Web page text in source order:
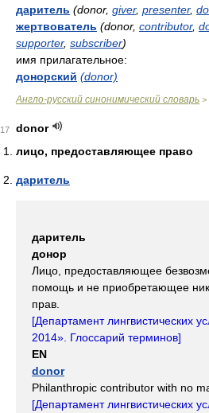
даритель (donor, giver, presenter,
жертвователь (donor, contributor,
supporter, subscriber)
имя прилагательное:
донорский (donor)
Англо-русский синонимический словарь >
17
donor
лицо, предоставляющее право
даритель
даритель
донор
Лицо, предоставляющее
помощь и не приобретающее
прав.
[Департамент лингвистических
2014». Глоссарий терминов]
EN
donor
Philanthropic contributor with no
[Департамент лингвистических